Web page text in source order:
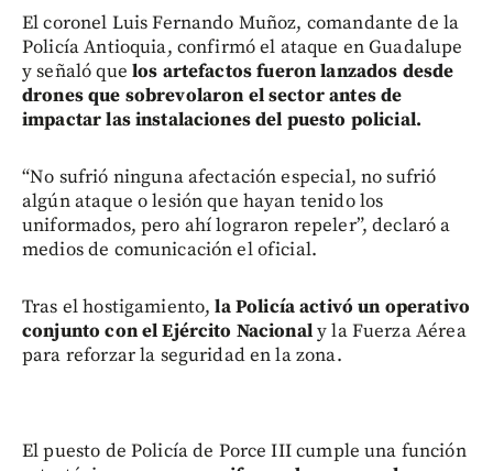
El coronel Luis Fernando Muñoz, comandante de la
Policía Antioquia, confirmó el ataque en Guadalupe
y señaló que los artefactos fueron lanzados desde
drones que sobrevolaron el sector antes de
impactar las instalaciones del puesto policial.
“No sufrió ninguna afectación especial, no sufrió
algún ataque o lesión que hayan tenido los
uniformados, pero ahí lograron repeler”, declaró a
medios de comunicación el oficial.
Tras el hostigamiento,la Policía activó un operativo
conjunto con el Ejército Nacionaly la Fuerza Aérea
para reforzar la seguridad en la zona.
El puesto de Policía de Porce III cumple una función